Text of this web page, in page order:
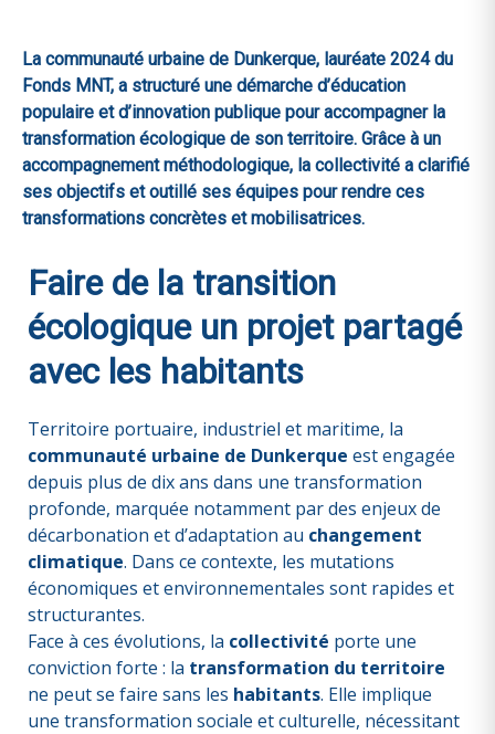
La communauté urbaine de Dunkerque, lauréate 2024 du
Fonds MNT, a structuré une démarche d’éducation
populaire et d’innovation publique pour accompagner la
transformation écologique de son territoire. Grâce à un
accompagnement méthodologique, la collectivité a clarifié
ses objectifs et outillé ses équipes pour rendre ces
transformations concrètes et mobilisatrices.
Faire de la transition
écologique un projet partagé
avec les habitants
Territoire portuaire, industriel et maritime, la
communauté urbaine de Dunkerque est engagée
depuis plus de dix ans dans une transformation
profonde, marquée notamment par des enjeux de
décarbonation et d’adaptation au changement
climatique. Dans ce contexte, les mutations
économiques et environnementales sont rapides et
structurantes.
Face à ces évolutions, la collectivité porte une
conviction forte : la transformation du territoire
ne peut se faire sans les habitants. Elle implique
une transformation sociale et culturelle, nécessitant